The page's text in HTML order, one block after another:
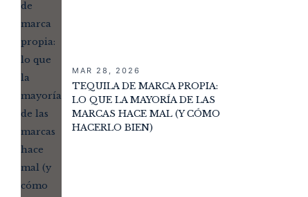
MAR 28, 2026
TEQUILA DE MARCA PROPIA:
LO QUE LA MAYORÍA DE LAS
MARCAS HACE MAL (Y CÓMO
HACERLO BIEN)